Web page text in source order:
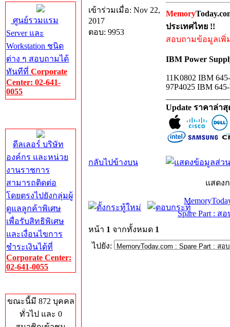
ศูนย์รวมแรม
Server และ
Workstation ชนิด
ต่าง ๆ สอบถามได้
ทันทีที่ Corporate
Center: 02-641-
0055
ดีลเลอร์ บริษัท
องค์กร และหน่วย
งานราชการ
สามารถติดต่อ
โดยตรงไปยังกลุ่มผู้
ดูแลลูกค้าพิเศษ
เพื่อรับสิทธิพิเศษ
และเงื่อนไขการ
ชำระเงินได้ที่
Corporate Center:
02-641-0055
ขณะนี้มี 872 บุคคล
ทั่วไป และ 0
เข้าร่วมเมื่อ: Nov 22,
2017
ตอบ: 9953
Memory
ประเทศไทย !!
สอบถามข้อมูลเพิ่
IBM Power
11K0802 IBM
97P4025 IBM
Update ราคาล่า
กลับไปข้างบน
แสดง
Spare Part : ส
หน้า 1 จากทั้งหมด 1
ไปยัง: